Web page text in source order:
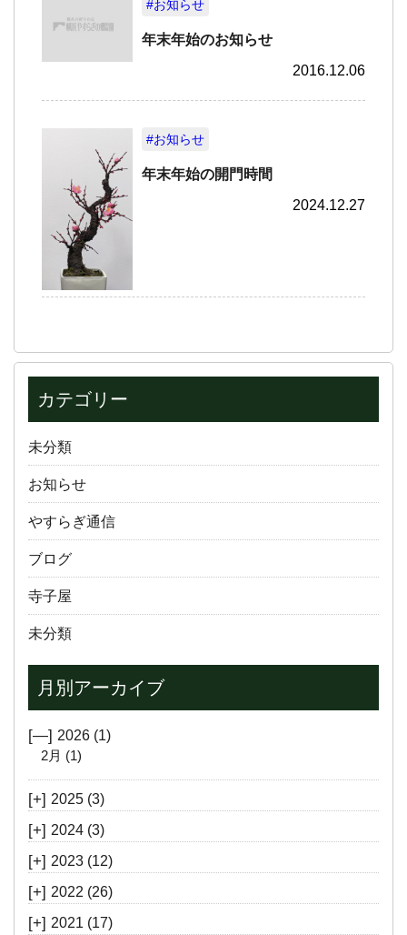
#お知らせ
年末年始のお知らせ
2016.12.06
#お知らせ
年末年始の開門時間
2024.12.27
カテゴリー
未分類
お知らせ
やすらぎ通信
ブログ
寺子屋
未分類
月別アーカイブ
[—] 2026 (1)
2月 (1)
[+] 2025 (3)
[+] 2024 (3)
[+] 2023 (12)
[+] 2022 (26)
[+] 2021 (17)